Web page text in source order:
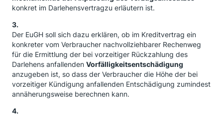
konkret im Darlehensvertragzu erläutern ist.
3.
Der EuGH soll sich dazu erklären, ob im Kreditvertrag ein
konkreter vom Verbraucher nachvollziehbarer Rechenweg
für die Ermittlung der bei vorzeitiger Rückzahlung des
Darlehens anfallenden Vorfälligkeitsentschädigung
anzugeben ist, so dass der Verbraucher die Höhe der bei
vorzeitiger Kündigung anfallenden Entschädigung zumindest
annäherungsweise berechnen kann.
4.